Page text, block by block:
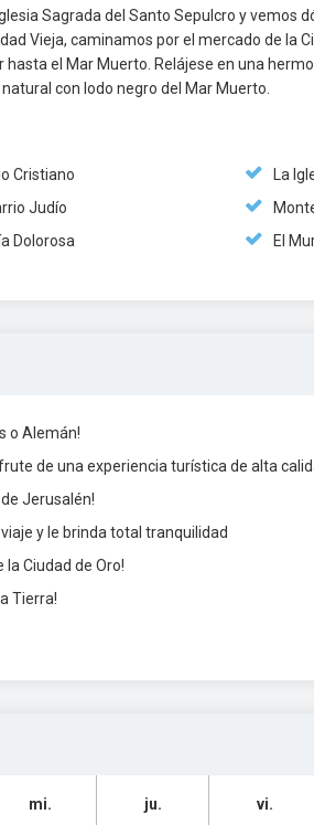
Sagrada del Santo Sepulcro y vemos
Vieja, caminamos por el mercado de la
el Mar Muerto. Relájese en una
con lodo negro del Mar Muerto.
Cristiano
La
Judío
Dolorosa El
o Alemán!
de una experiencia turística de alta
Jerusalén!
y le brinda total tranquilidad
Ciudad de Oro!
Tierra!
mi. ju. vi.